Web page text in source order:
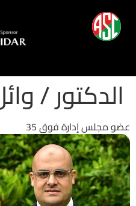
الدكتور /
عضو مجلس إدارة فوق 35